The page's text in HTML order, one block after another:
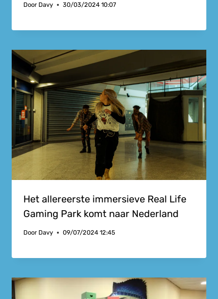
Door Davy 30/03/2024 10:07
Het allereerste immersieve Real Life
Gaming Park komt naar Nederland
Door Davy 09/07/2024 12:45